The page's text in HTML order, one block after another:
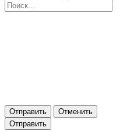
Отправить Отменить